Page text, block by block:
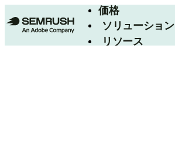
価格
ソリューション
リソース